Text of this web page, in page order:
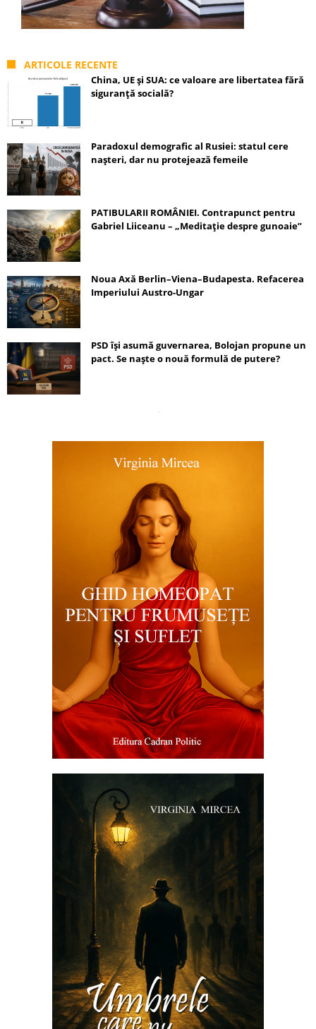
ARTICOLE RECENTE
China, UE și SUA: ce valoare are libertatea fără
siguranță socială?
Paradoxul demografic al Rusiei: statul cere
nașteri, dar nu protejează femeile
PATIBULARII ROMÂNIEI. Contrapunct pentru
Gabriel Liiceanu – „Meditație despre gunoaie”
Noua Axă Berlin–Viena–Budapesta. Refacerea
Imperiului Austro-Ungar
PSD își asumă guvernarea, Bolojan propune un
pact. Se naște o nouă formulă de putere?